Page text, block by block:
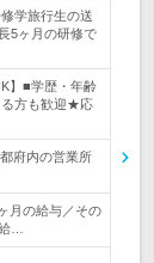
学旅行生の送
5ヶ月の研修で
】■学歴・年齢
る方も歓迎★応
府内の営業所
月の給与／その
…